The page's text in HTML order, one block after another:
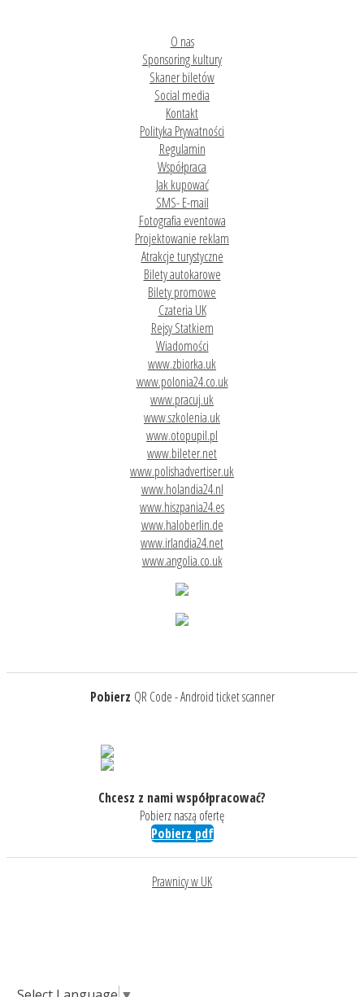
O nas
Sponsoring kultury
Skaner biletów
Social media
Kontakt
Polityka Prywatności
Regulamin
Współpraca
Jak kupować
SMS- E-mail
Fotografia eventowa
Projektowanie reklam
Atrakcje turystyczne
Bilety autokarowe
Bilety promowe
Czateria UK
Rejsy Statkiem
Wiadomości
www.zbiorka.uk
www.polonia24.co.uk
www.pracuj.uk
www.szkolenia.uk
www.otopupil.pl
www.bileter.net
www.polishadvertiser.uk
www.holandia24.nl
www.hiszpania24.es
www.haloberlin.de
www.irlandia24.net
www.angolia.co.uk
Pobierz QR Code - Android ticket scanner
Chcesz z nami współpracować?
Pobierz naszą ofertę
Pobierz pdf
Prawnicy w UK